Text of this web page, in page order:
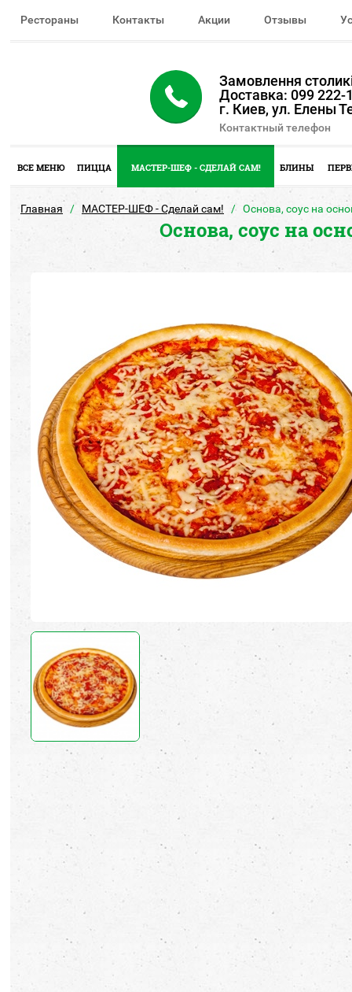
Рестораны Контакты Акции Отзывы
Замовлення
Доставка: 099 222-
г. Киев, ул. Елены
Контактный телефон
ВСЕ МЕНЮ ПИЦЦА МАСТЕР-ШЕФ - СДЕЛАЙ САМ! БЛИНЫ
Главная МАСТЕР-ШЕФ - Сделай сам! Основа, соус на
Основа, соус на